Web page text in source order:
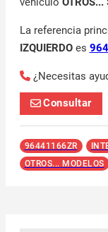
La referencia
IZQUIERDOes
¿Necesitas
Consultar
96441166ZR
OTROS... MODELOS